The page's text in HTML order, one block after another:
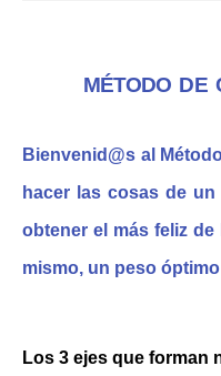
MÉTODO DE
Bienvenid@s al
hacer las cosas de
obtener el más feliz
mismo, un peso óptimo
Los 3 ejes que forman